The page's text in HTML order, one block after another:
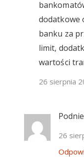
dodatkowe
banku za
limit,
wartości
26 sierpnia
26